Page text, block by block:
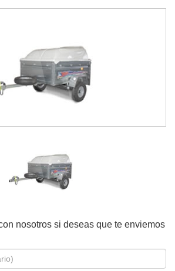
nosotros si deseas que te enviemos